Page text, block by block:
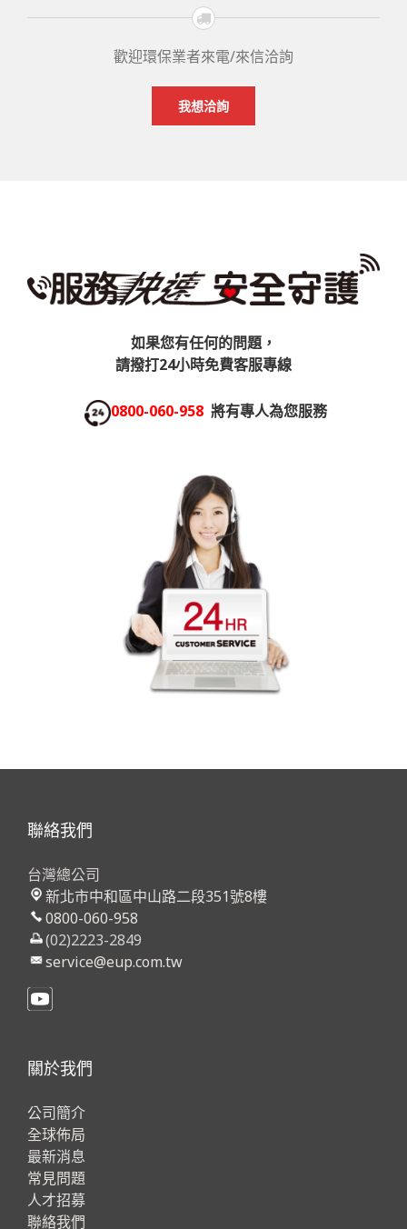
歡迎環保業者來電/來信洽詢
我想洽詢
如果您有任何的問題，
請撥打24小時免費客服專線
0800-060-958將有專人為您服務
聯絡我們
台灣總公司
新北市中和區中山路二段351號8樓
0800-060-958
(02)2223-2849
service@eup.com.tw
關於我們
公司簡介
全球佈局
最新消息
常見問題
人才招募
聯絡我們